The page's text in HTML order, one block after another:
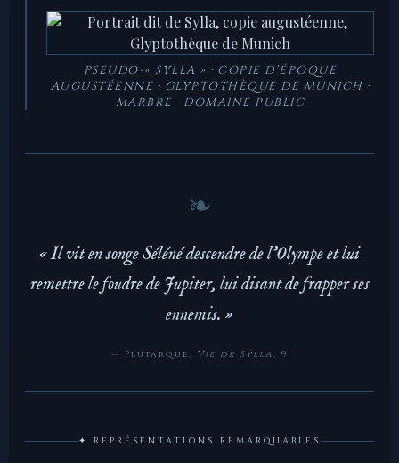
PSEUDO-« SYLLA » · COPIE D’ÉPOQUE
AUGUSTÉENNE · GLYPTOTHÈQUE DE MUNICH ·
MARBRE · DOMAINE PUBLIC
« Il vit en songe Séléné descendre de l’Olympe et lui
remettre le foudre de Jupiter, lui disant de frapper ses
ennemis. »
— Plutarque, Vie de Sylla, 9
✦ REPRÉSENTATIONS REMARQUABLES